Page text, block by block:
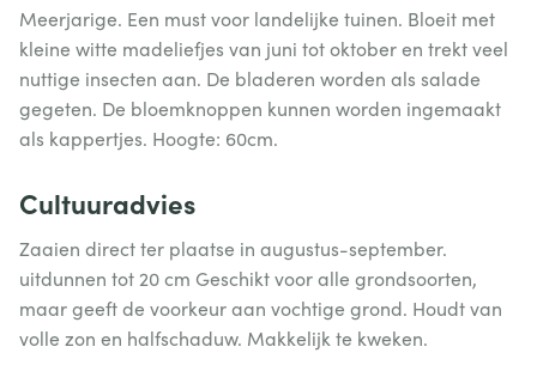
Meerjarige. Een must voor landelijke tuinen. Bloeit met
kleine witte madeliefjes van juni tot oktober en trekt veel
nuttige insecten aan. De bladeren worden als salade
gegeten. De bloemknoppen kunnen worden ingemaakt
als kappertjes. Hoogte: 60cm.
Cultuuradvies
Zaaien direct ter plaatse in augustus-september.
uitdunnen tot 20 cm Geschikt voor alle grondsoorten,
maar geeft de voorkeur aan vochtige grond. Houdt van
volle zon en halfschaduw. Makkelijk te kweken.